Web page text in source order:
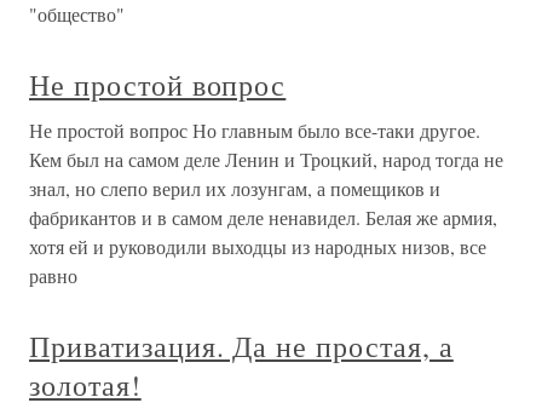
"общество"
Не простой вопрос
Не простой вопрос Но главным было все-таки другое.
Кем был на самом деле Ленин и Троцкий, народ тогда не
знал, но слепо верил их лозунгам, а помещиков и
фабрикантов и в самом деле ненавидел. Белая же армия,
хотя ей и руководили выходцы из народных низов, все
равно
Приватизация. Да не простая, а
золотая!